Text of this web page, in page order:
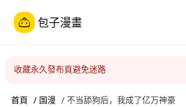
包子漫畫
收藏永久發布頁避免迷路
首頁 / 国漫 / 不当舔狗后，我成了亿万神豪